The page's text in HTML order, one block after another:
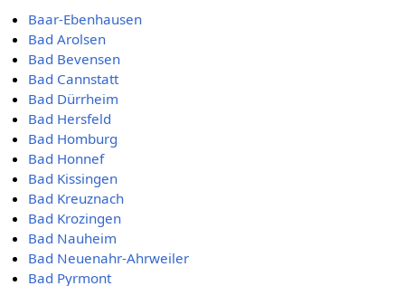
Baar-Ebenhausen
Bad Arolsen
Bad Bevensen
Bad Cannstatt
Bad Dürrheim
Bad Hersfeld
Bad Homburg
Bad Honnef
Bad Kissingen
Bad Kreuznach
Bad Krozingen
Bad Nauheim
Bad Neuenahr-Ahrweiler
Bad Pyrmont